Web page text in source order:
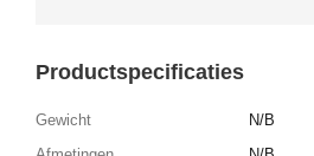
Productspecificaties
Gewicht
N/B